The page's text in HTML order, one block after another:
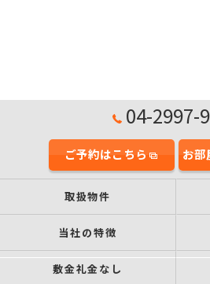
04-2997-
ご予約はこちら お部
取扱物件
当社の特徴
敷金礼金なし